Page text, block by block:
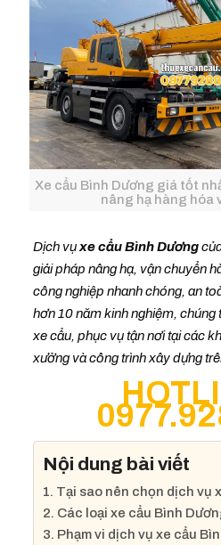
Xe cẩu Bình Dương giá tốt
nâng hạ hàng hóa
Dịch vụxe cẩu Bình Dương
giải pháp nâng hạ, vận chuyển
công nghiệp nhanh chóng, an
hơn 10 năm kinh nghiệm,
xe cẩu, phục vụ tận nơi tại các
xưởng và công trình xây dựng
Nội dung bài viết
1. Tại sao nên chọn dịch vụ
2. Các loại xe cẩu Bình
3. Phạm vi dịch vụ xe cẩu